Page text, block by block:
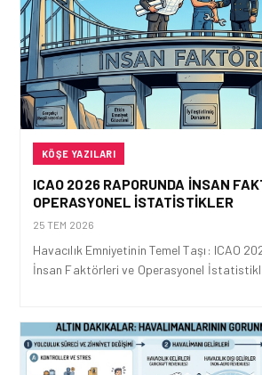
KÖŞE YAZILARI
ICAO 2026 RAPORUNDA İNSAN
OPERASYONEL İSTATISTIKLER
25 TEM 2026
Havacılık Emniyetinin Temel Taşı: ICAO
İnsan Faktörleri ve Operasyonel